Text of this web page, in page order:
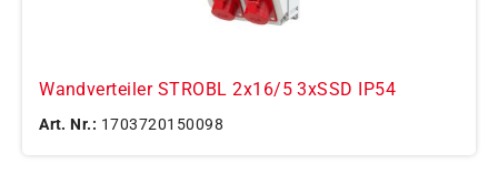
Wandverteiler STROBL 2x16/5 3xSSD IP54
Art. Nr.: 1703720150098